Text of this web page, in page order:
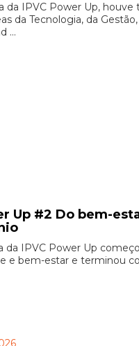
da IPVC Power Up, houve
da Tecnologia, da
...
Up #2 Do bem-
da IPVC Power Up
e bem-estar e terminou